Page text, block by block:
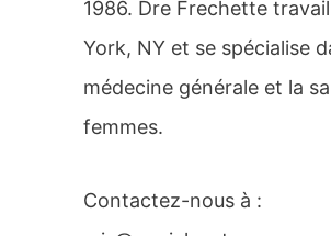
1986. Dre Frechette
York, NY et se spécialise
médecine générale et la
femmes.
Contactez-nous à :